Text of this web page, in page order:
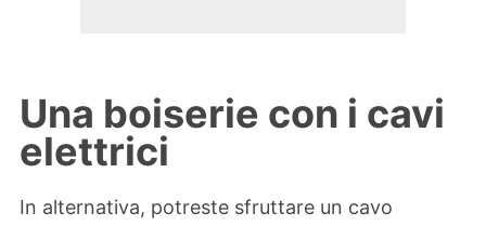
Una boiserie con i cavi
elettrici
In alternativa, potreste sfruttare un cavo